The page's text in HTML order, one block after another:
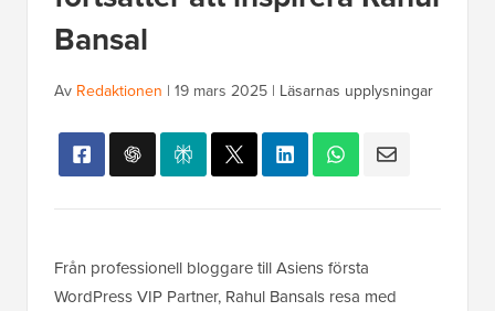
Bansal
Av Redaktionen | 19 mars 2025 | Läsarnas upplysningar
Från professionell bloggare till Asiens första
WordPress VIP Partner, Rahul Bansals resa med